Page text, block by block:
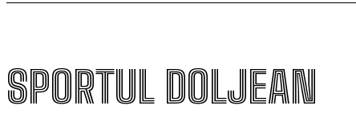
SPORTUL DOLJEAN